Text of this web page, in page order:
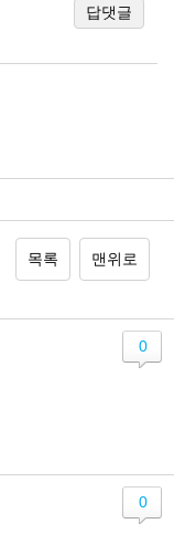
답댓글
목록 맨위로
0
0